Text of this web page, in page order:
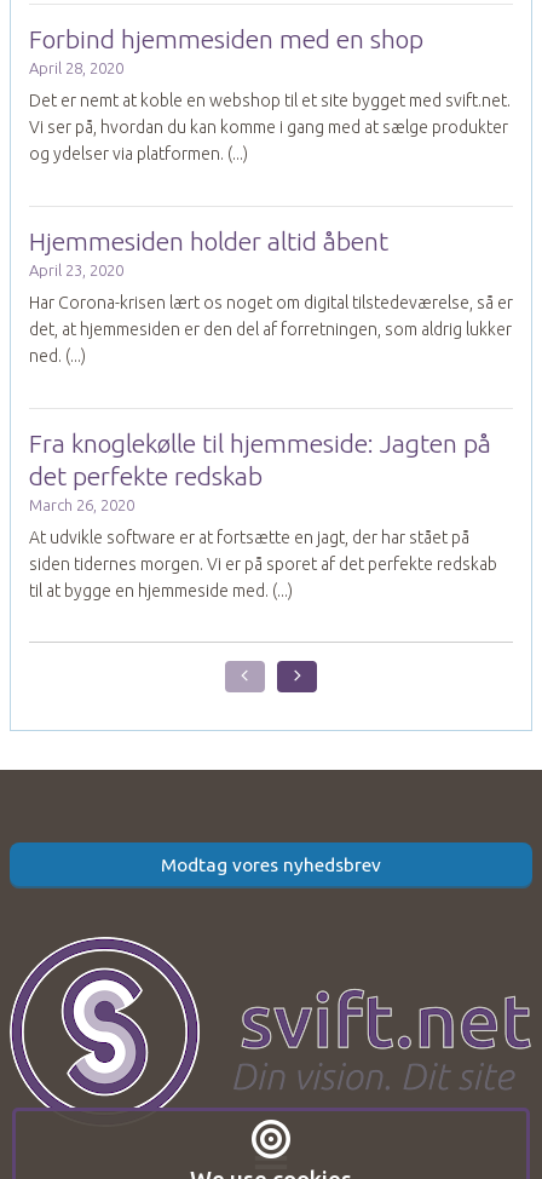
Forbind hjemmesiden med en shop
April 28, 2020
Det er nemt at koble en webshop til et site bygget med svift.net.
Vi ser på, hvordan du kan komme i gang med at sælge produkter
og ydelser via platformen. (...)
Hjemmesiden holder altid åbent
April 23, 2020
Har Corona-krisen lært os noget om digital tilstedeværelse, så er
det, at hjemmesiden er den del af forretningen, som aldrig lukker
ned. (...)
Fra knoglekølle til hjemmeside: Jagten på
det perfekte redskab
March 26, 2020
At udvikle software er at fortsætte en jagt, der har stået på
siden tidernes morgen. Vi er på sporet af det perfekte redskab
til at bygge en hjemmeside med. (...)
Modtag vores nyhedsbrev